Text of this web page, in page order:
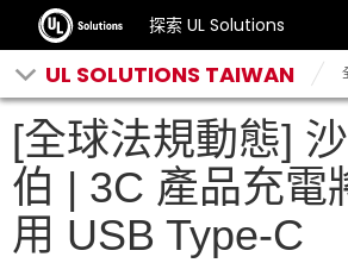
探索 UL Solutions
UL SOLUTIONS TAIWAN
[全球法規動態]
伯 | 3C 產品充電
用 USB Type-C